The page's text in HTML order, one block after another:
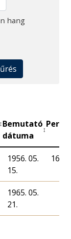
hang
↕Bemutató
dátuma
↕
Perc
1956. 05.
15.
16
1965. 05.
21.